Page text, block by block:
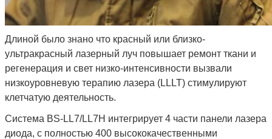
Длиной было знано что красный или близко-
ультракрасный лазерный луч повышает ремонт ткани и
регенерация и свет низко-интенсивности вызвали
низкоуровневую терапию лазера (LLLT) стимулируют
клетчатую деятельность.
Система BS-LL7/LL7H интегрирует 4 части панели лазера
диода, с полностью 400 высококачественными